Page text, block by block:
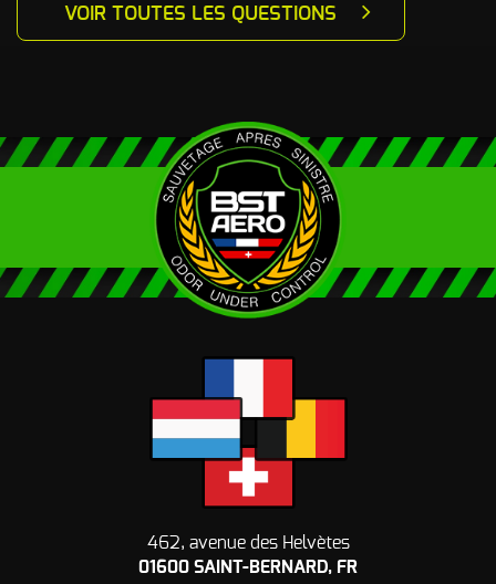
VOIR TOUTES LES QUESTIONS
462, avenue des Helvètes
01600 SAINT-BERNARD, FR